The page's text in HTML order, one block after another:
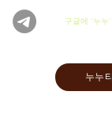
구글에 '누누
누누